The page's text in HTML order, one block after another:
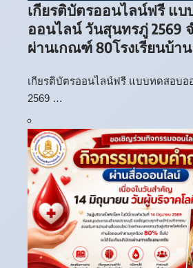
เกียรติบัตรออนไลน์ฟรี แ
ออนไลน์ วันสุนทรภู่ 2569
ผ่านเกณฑ์ 80โรงเรียนบ้า
เกียรติบัตรออนไลน์ฟรี แบบทดสอบอ
2569 …